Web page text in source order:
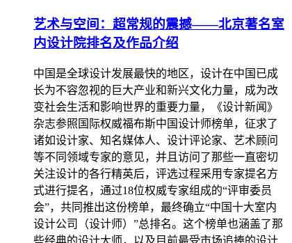
艺术与空间：超常规的震撼——北京著名室
内设计院排名及作品介绍
中国是全球设计发展最快的地区，设计在中国已成
长为不容忽视的巨大产业和新兴文化力量，成为改
变社会生活和影响世界的重要力量，《设计新闻》
杂志参照国际权威福布斯中国设计师榜单，征求了
诸如设计家、知名媒体人、设计评论家、艺术顾问
等不同领域专家的意见，并且访问了那些一直密切
关注设计的各行精英后，评选过程采用专家提名方
式进行提名，通过18位权威专家组成的“评审委员
会”，共同推出这份榜单，最终确立“中国十大室内
设计公司（设计师）”总排名。这个榜单也涵盖了那
些经典的设计大师，以及目前最受市场追捧的设计